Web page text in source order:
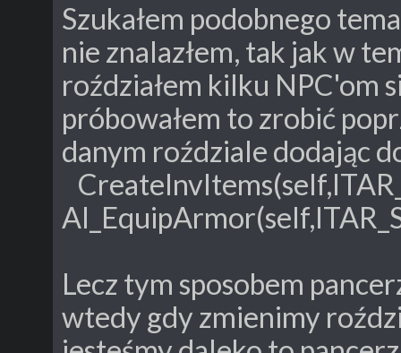
Szukałem podobnego
nie znalazłem, tak jak w
roździałem kilku NPC'om
próbowałem to zrobić
danym roździale dodając
Lecz tym sposobem
wtedy gdy zmienimy